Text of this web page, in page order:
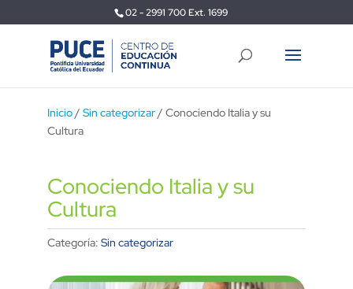
02 - 2991 700 Ext. 1699
Inicio/ Sin categorizar/ Conociendo Italia y su
Cultura
Conociendo Italia y su
Cultura
Categoría: Sin categorizar